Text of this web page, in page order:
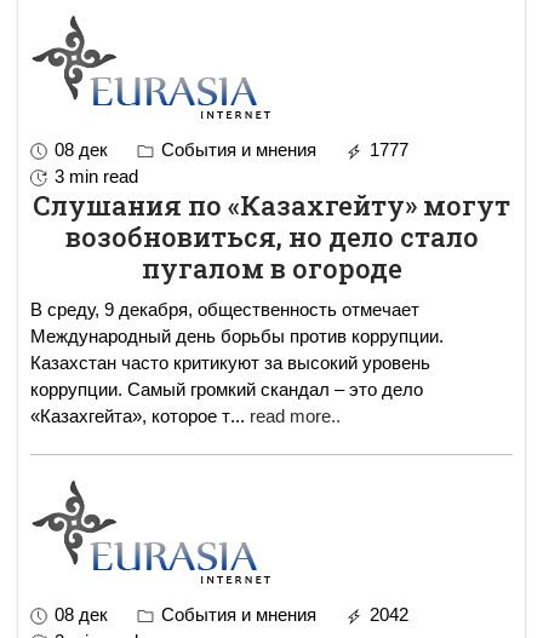
08 дек События и мнения
1777
3 min read
Слушания по «Казахгейту» могут
возобновиться, но дело стало
пугалом в огороде
В среду, 9 декабря, общественность отмечает
Международный день борьбы против коррупции.
Казахстан часто критикуют за высокий уровень
коррупции. Самый громкий скандал – это дело
«Казахгейта», которое т... read more..
08 дек События и мнения
2042